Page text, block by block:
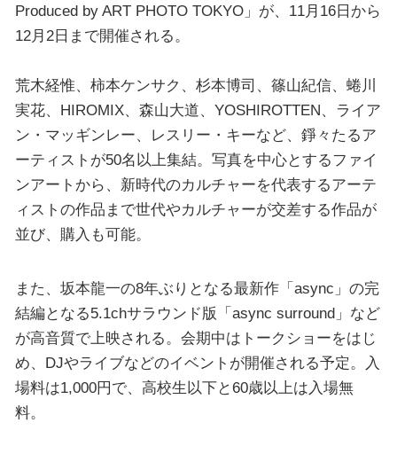
Produced by ART PHOTO TOKYO」が、11月16日から
12月2日まで開催される。
荒木経惟、柿本ケンサク、杉本博司、篠山紀信、蜷川
実花、HIROMIX、森山大道、YOSHIROTTEN、ライア
ン・マッギンレー、レスリー・キーなど、錚々たるア
ーティストが50名以上集結。写真を中心とするファイ
ンアートから、新時代のカルチャーを代表するアーテ
ィストの作品まで世代やカルチャーが交差する作品が
並び、購入も可能。
また、坂本龍一の8年ぶりとなる最新作「async」の完
結編となる5.1chサラウンド版「async surround」など
が高音質で上映される。会期中はトークショーをはじ
め、DJやライブなどのイベントが開催される予定。入
場料は1,000円で、高校生以下と60歳以上は入場無
料。